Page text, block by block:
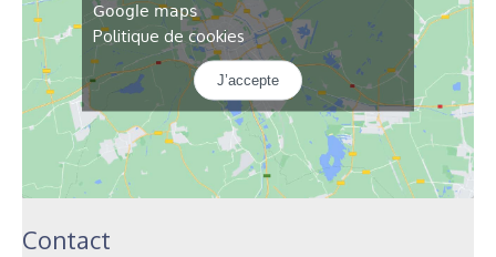
Google maps
Politique de cookies
J’accepte
Contact